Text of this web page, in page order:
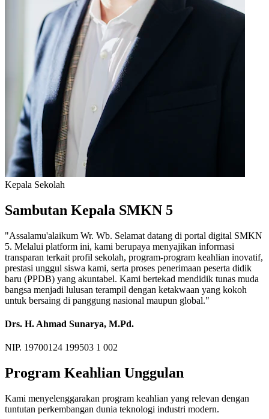
Kepala Sekolah
Sambutan Kepala SMKN 5
"Assalamu'alaikum Wr. Wb. Selamat datang di portal digital SMKN
5. Melalui platform ini, kami berupaya menyajikan informasi
transparan terkait profil sekolah, program-program keahlian inovatif,
prestasi unggul siswa kami, serta proses penerimaan peserta didik
baru (PPDB) yang akuntabel. Kami bertekad mendidik tunas muda
bangsa menjadi lulusan terampil dengan ketakwaan yang kokoh
untuk bersaing di panggung nasional maupun global."
Drs. H. Ahmad Sunarya, M.Pd.
NIP. 19700124 199503 1 002
Program Keahlian Unggulan
Kami menyelenggarakan program keahlian yang relevan dengan
tuntutan perkembangan dunia teknologi industri modern.